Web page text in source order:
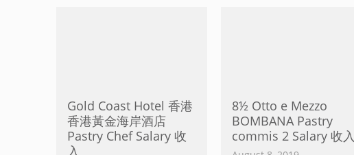
Gold Coast Hotel 香港
香港黃金海岸酒店
Pastry Chef Salary 收
入
8½ Otto e Mezzo
BOMBANA Pastry
commis 2 Salary 收入